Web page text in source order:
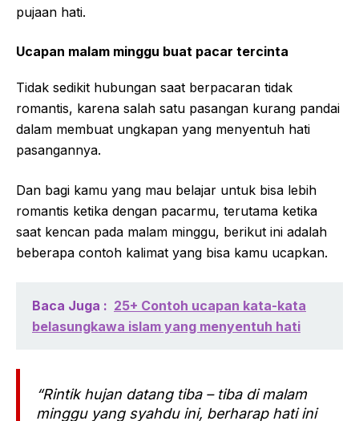
pujaan hati.
Ucapan malam minggu buat pacar tercinta
Tidak sedikit hubungan saat berpacaran tidak
romantis, karena salah satu pasangan kurang pandai
dalam membuat ungkapan yang menyentuh hati
pasangannya.
Dan bagi kamu yang mau belajar untuk bisa lebih
romantis ketika dengan pacarmu, terutama ketika
saat kencan pada malam minggu, berikut ini adalah
beberapa contoh kalimat yang bisa kamu ucapkan.
Baca Juga : 25+ Contoh ucapan kata-kata
belasungkawa islam yang menyentuh hati
“Rintik hujan datang tiba – tiba di malam
minggu yang syahdu ini, berharap hati ini